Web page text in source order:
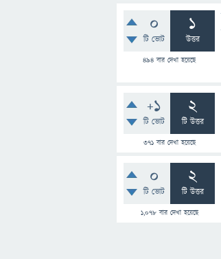
0
টি ভোট
1
উত্তর
494 বার দেখা হয়েছে
+1
টি ভোট
2
টি উত্তর
371বার দেখা হয়েছে
0
টি ভোট
2
টি উত্তর
1,078বার দেখা হয়েছে